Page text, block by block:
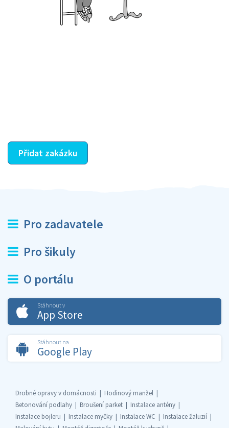
Přidat zakázku
Pro zadavatele
Pro šikuly
O portálu
Stáhnout v
App Store
Stáhnout na
Google Play
Drobné opravy v domácnosti
Hodinový manžel
Betonování podlahy
Broušení parket
Instalace antény
Instalace bojleru
Instalace myčky Instalace WC
Instalace žaluzií